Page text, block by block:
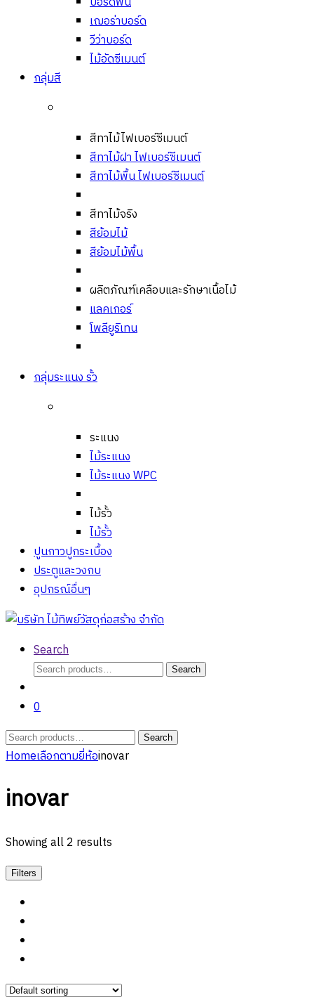
เฌอร่าบอร์ด
วีว่าบอร์ด
ไม้อัดซีเมนต์
กลุ่มสี
สีทาไม้ไฟเบอร์ซีเมนต์
สีทาไม้ฝา ไฟเบอร์ซีเมนต์
สีทาไม้พื้น ไฟเบอร์ซีเมนต์
สีทาไม้จริง
สีย้อมไม้
สีย้อมไม้พื้น
ผลิตภัณฑ์เคลือบและรักษาเนื้อไม้
แลคเกอร์
โพลียูริเทน
กลุ่มระแนง รั้ว
ระแนง
ไม้ระแนง
ไม้ระแนง WPC
ไม้รั้ว
ไม้รั้ว
ปูนกาวปูกระเบื้อง
ประตูและวงกบ
อุปกรณ์อื่นๆ
Search
Search
Search
0
Search
for:
Search
Homeเลือกตามยี่ห้อinovar
inovar
Showing all 2 results
Filters